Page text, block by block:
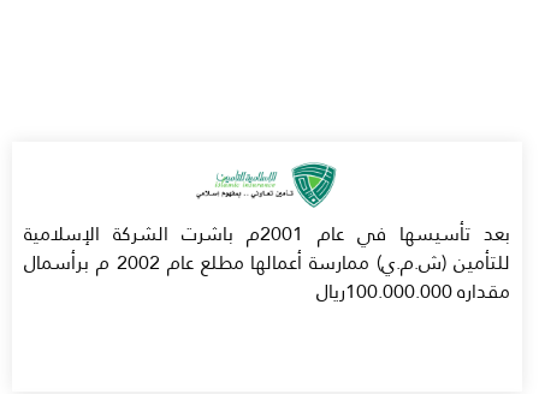
بعد تأسيسها في عام 2001م باشرت الشركة الإسلامية
للتأمين (ش.م.ي) ممارسة أعمالها مطلع عام 2002 م برأسمال
مقداره 100.000.000ريال